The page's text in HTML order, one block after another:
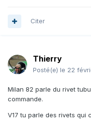
Citer
Thierry
Posté(e) le 22
Milan 82 parle du rivet
commande.
V17 tu parle des rivets qui